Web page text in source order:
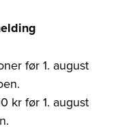
før 1. august
kr før 1. august